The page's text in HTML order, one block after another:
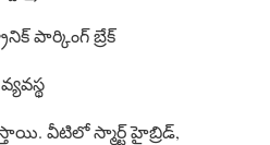
పార్కింగ్ బ్రేక్
వీటిలో స్మార్ట్ హైబ్రిడ్,